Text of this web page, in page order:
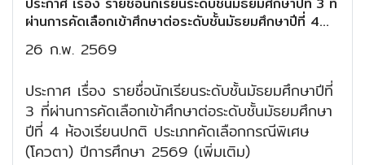
ผ่านการคัดเลือกเข้าศึกษาต่อระดับชั้นมัธยมศึกษาปีที่ 4
ห้องเรียนปกติ ประเภทคัดเลือกกรณีพิเศษ (โควตา) ปีการ
ศึกษา 2569 (เพิ่มเติม)
26 ก.พ. 2569
ประกาศ เรื่อง รายชื่อนักเรียนระดับชั้นมัธยมศึกษาปีที่
3 ที่ผ่านการคัดเลือกเข้าศึกษาต่อระดับชั้นมัธยมศึกษา
ปีที่ 4 ห้องเรียนปกติ ประเภทคัดเลือกกรณีพิเศษ
(โควตา) ปีการศึกษา 2569 (เพิ่มเติม)